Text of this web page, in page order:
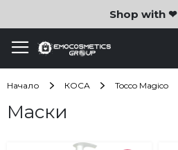
Shop with ❤
Начало КОСА Tocco Magico
Маски